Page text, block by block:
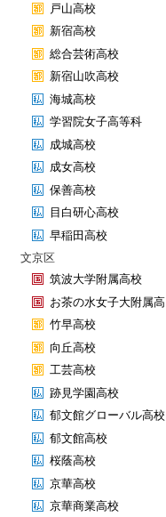
戸山高校
新宿高校
総合芸術高校
新宿山吹高校
海城高校
学習院女子高等科
成城高校
成女高校
保善高校
目白研心高校
早稲田高校
文京区
筑波大学附属高校
お茶の水女子大附属高
竹早高校
向丘高校
工芸高校
跡見学園高校
郁文館グローバル高校
郁文館高校
桜蔭高校
京華高校
京華商業高校